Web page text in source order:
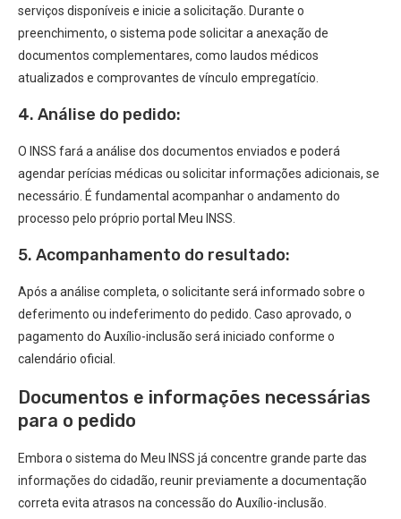
serviços disponíveis e inicie a solicitação. Durante o
preenchimento, o sistema pode solicitar a anexação de
documentos complementares, como laudos médicos
atualizados e comprovantes de vínculo empregatício.
4. Análise do pedido:
O INSS fará a análise dos documentos enviados e poderá
agendar perícias médicas ou solicitar informações adicionais, se
necessário. É fundamental acompanhar o andamento do
processo pelo próprio portal Meu INSS.
5. Acompanhamento do resultado:
Após a análise completa, o solicitante será informado sobre o
deferimento ou indeferimento do pedido. Caso aprovado, o
pagamento do Auxílio-inclusão será iniciado conforme o
calendário oficial.
Documentos e informações necessárias
para o pedido
Embora o sistema do Meu INSS já concentre grande parte das
informações do cidadão, reunir previamente a documentação
correta evita atrasos na concessão do Auxílio-inclusão.